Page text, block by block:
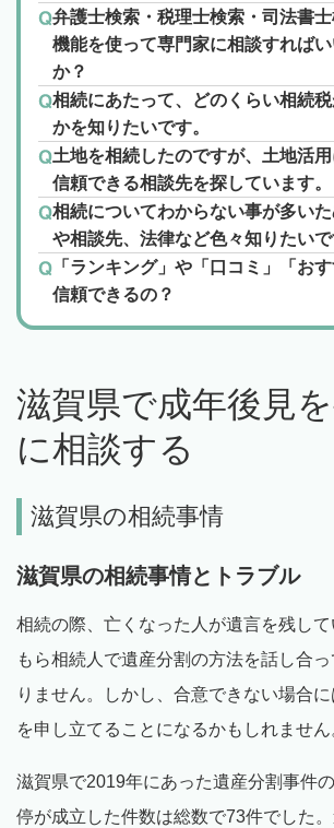
弁護士検索・税理士検索・司法書
機能を使って専門家に相談すれば
か？
相続にあたって、どのくらい相続
かを知りたいです。
土地を相続したのですが、土地活
信頼できる相談先を探しています。
相続についてわからない事が多い
や相談先、法律など色々知りたいで
「ランキング」や「口コミ」「お
信頼できるの？
滋賀県で成年後見
に相談する
滋賀県の相続事情
滋賀県の相続事情とトラブル
相続の際、亡くなった人が遺言を残し
もら相続人で遺産分割の方法を話し合
りません。しかし、合意できない場合
を申し立てることになるかもしれません
滋賀県で2019年にあった遺産分割事件
停が成立した件数は総数で73件でした